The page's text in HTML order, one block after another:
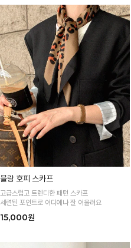
블랑 호피 스카프
고급스럽고 트렌디한 패턴 스카프
세련된 포인트로 어디에나 잘 어울려요
15,000원